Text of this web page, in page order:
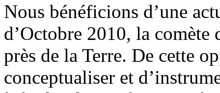
Nous bénéficions d’une
d’Octobre 2010, la
près de la Terre. De cette
conceptualiser et